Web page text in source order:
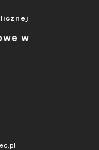
w